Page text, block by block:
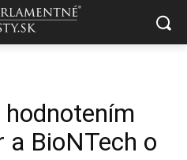
a BioNTech o